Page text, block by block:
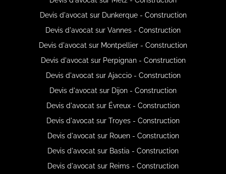
Devis d'avocat sur Dunkerque - Construction
Devis d'avocat sur Vannes - Construction
Devis d'avocat sur Montpellier - Construction
Devis d'avocat sur Perpignan - Construction
Devis d'avocat sur Ajaccio - Construction
Devis d'avocat sur Dijon - Construction
Devis d'avocat sur Évreux - Construction
Devis d'avocat sur Troyes - Construction
Devis d'avocat sur Rouen - Construction
Devis d'avocat sur Bastia - Construction
Devis d'avocat sur Reims - Construction